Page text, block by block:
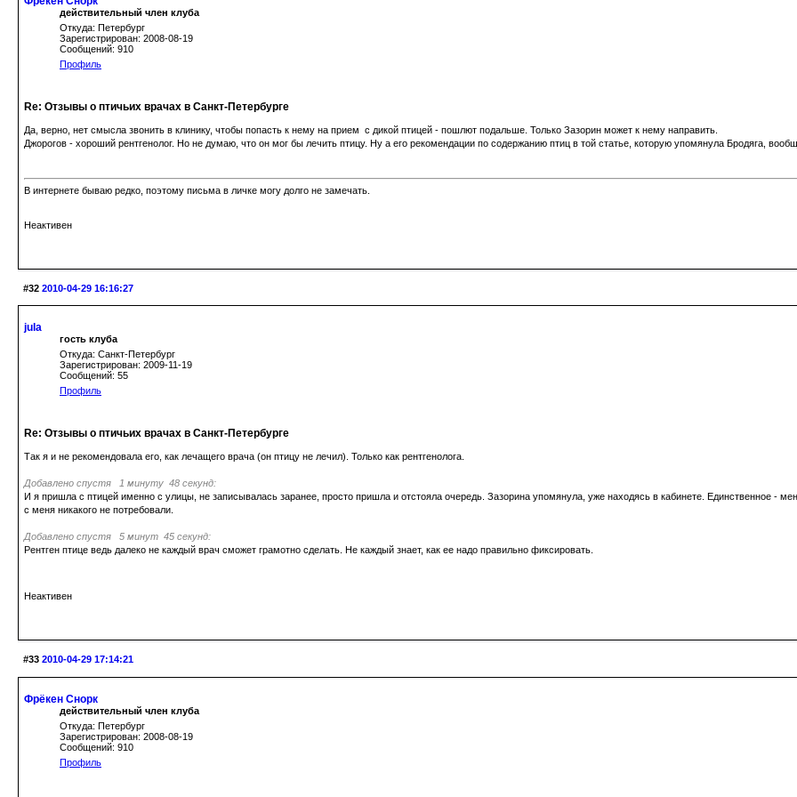
действительный член клуба
Откуда: Петербург
Зарегистрирован: 2008-08-19
Сообщений: 910
Профиль
Re: Отзывы о птичьих врачах в Санкт-Петербурге
Да, верно, нет смысла звонить в клинику, чтобы попасть к нему на прием с дикой птицей - пошлют подальше. Только Зазорин может к нему направить.
Джорогов - хороший рентгенолог. Но не думаю, что он мог бы лечить птицу. Ну а его рекомендации по содержанию птиц в той статье, которую упомянула Бродяга,
В интернете бываю редко, поэтому письма в личке могу долго не замечать.
Неактивен
#32 2010-04-29 16:16:27
jula
гость клуба
Откуда: Санкт-Петербург
Зарегистрирован: 2009-11-19
Сообщений: 55
Профиль
Re: Отзывы о птичьих врачах в Санкт-Петербурге
Так я и не рекомендовала его, как лечащего врача (он птицу не лечил). Только как рентгенолога.
Добавлено спустя 1 минуту 48 секунд:
И я пришла с птицей именно с улицы, не записывалась заранее, просто пришла и отстояла очередь. Зазорина упомянула, уже находясь в кабинете. Единственное -
с меня никакого не потребовали.
Добавлено спустя 5 минут 45 секунд:
Рентген птице ведь далеко не каждый врач сможет грамотно сделать. Не каждый знает, как ее надо правильно фиксировать.
Неактивен
#33 2010-04-29 17:14:21
Фрёкен Снорк
действительный член клуба
Откуда: Петербург
Зарегистрирован: 2008-08-19
Сообщений: 910
Профиль